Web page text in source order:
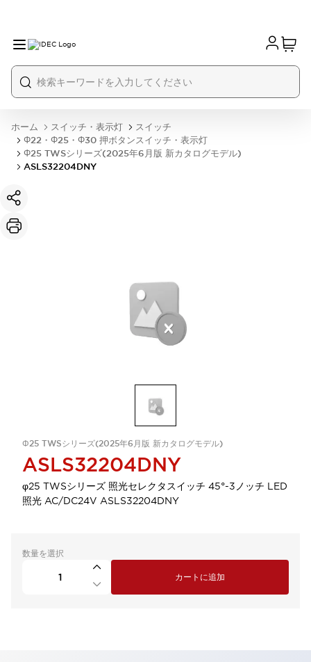
ホーム スイッチ・表示灯
スイッチ
Φ22・Φ25・Φ30 押ボタンスイッチ・表示灯
Φ25 TWSシリーズ(2025年6月版 新カタログモデル)
ASLS32204DNY
Φ25 TWSシリーズ(2025年6月版 新カタログモデル)
ASLS32204DNY
φ25 TWSシリーズ 照光セレクタスイッチ 45°-3ノッチ LED
照光 AC/DC24V ASLS32204DNY
数量を選択
カートに追加